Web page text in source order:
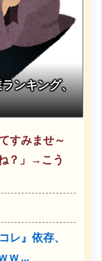
ンキング、
すみませ～
？」→こう
レ』依存、
w ...